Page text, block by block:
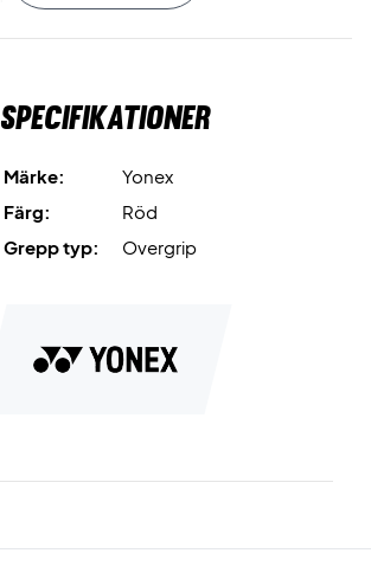
Specifikationer
Märke:
Yonex
Färg:
Röd
Grepp typ:
Overgrip